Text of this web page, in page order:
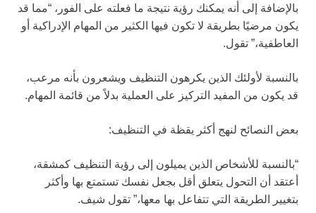
بالإضافة إلى أنه يمكنك رؤية نتيجة ما فعلته على الفور، “مما قد
يكون مرضيًا بطريقة لا تكون فيها الكثير من المهام الإدراكية أو
العاطفية،” تقول.
بالنسبة لأولئك الذين يكرهون التنظيف ويشعرون بأنه مرعب،
قد يكون من المفيد التركيز على العملية بدلاً من قائمة المهام.
بعض النصائح لنهج أكثر يقظة في التنظيف:
“بالنسبة للأشخاص الذين يميلون إلى رؤية التنظيف كمشقة،
أعتقد أن التحول يتعلق أقل بجعل نفسك تستمتع بها وأكثر
بتغيير الطريقة التي تتفاعل بها معها،” تقول شيف.